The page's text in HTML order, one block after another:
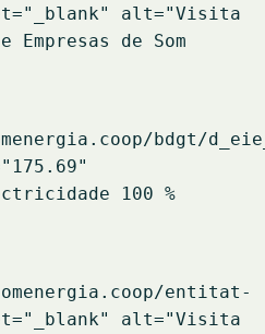
alt="Visita
Empresas de Som
bdgt/
100 %
entitat-
alt="Visita